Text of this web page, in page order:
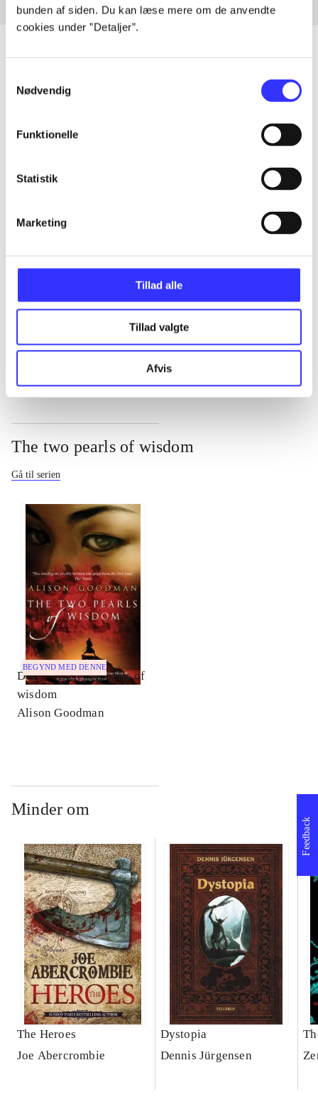
bunden af siden. Du kan læse mere om de anvendte
cookies under ”Detaljer”.
Nødvendig
Funktionelle
Statistik
Marketing
Tillad alle
Tillad valgte
Afvis
Artikler
The two pearls of wisdom
Gå til serien
BEGYND MED DENNE
Del 1 -The two pearls of
wisdom
Alison Goodman
Minder om
The Heroes
Joe Abercrombie
Dystopia
Dennis Jürgensen
Feedback